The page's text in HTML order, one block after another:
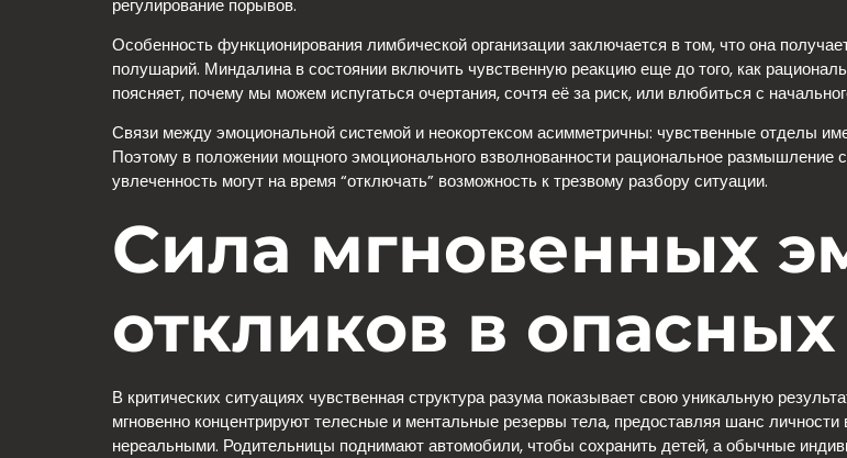
Особенность функционирования лимбической организации заключается в том, что она
полушарий. Миндалина в состоянии включить чувственную реакцию еще до того, как
поясняет, почему мы можем испугаться очертания, сочтя её за риск, или влюбиться с
Связи между эмоциональной системой и неокортексом асимметричны: чувственные отделы
Поэтому в положении мощного эмоционального взволнованности рациональное размышление
увлеченность могут на время “отключать” возможность к трезвому разбору ситуации.
Сила мгновенных
откликов в
В критических ситуациях чувственная структура разума показывает свою уникальную
мгновенно концентрируют телесные и ментальные резервы тела, предоставляя шанс
нереальными. Родительницы поднимают автомобили, чтобы сохранить детей, а обычные